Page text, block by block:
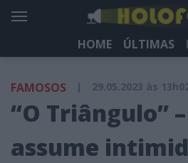
HOME ÚLTIMAS
HOLOFOTE TV
FAMOSOS | 29.05.2023 às
“O Triângulo”
assume